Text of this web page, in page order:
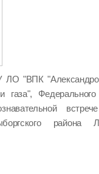
ЛО "ВПК
района